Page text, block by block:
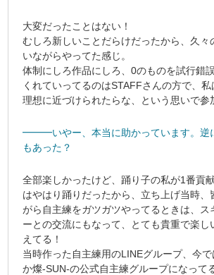
大変だったことはない！
むしろ新しいことだらけだったから、久々
いながらやってた感じ。
体制にしろ作品にしろ、0のものを試行錯
くれていってるのはSTAFFさんの方で、私
理想に近づけられたらな、という思いで参
━━━いやー、本当に助かっています。逆
もあった？
全部楽しかったけど、踊り子の私が1番貢
はやはり踊りだったから、立ち上げ当時、
がら自主練をガツガツやってるときは、ス
ーとの交流にもなって、とても貴重で楽し
えてる！
当時作った自主練用のLINEグループ、今
か燦-SUN-の公式自主練グループになって